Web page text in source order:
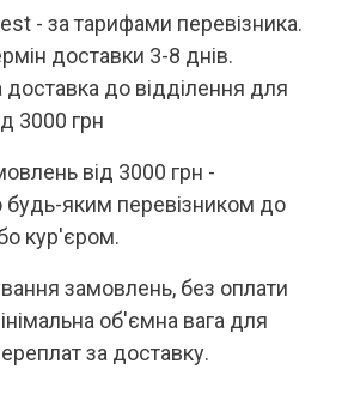
- за тарифами перевізника.
доставки 3-8 днів.
до відділення для
3000 грн
від 3000 грн -
будь-яким перевізником до
кур'єром.
замовлень, без оплати
об'ємна вага для
за доставку.